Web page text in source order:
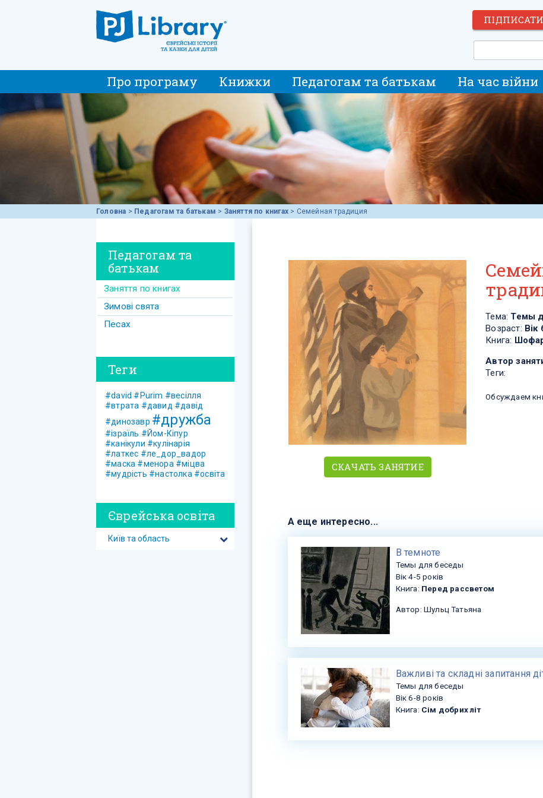
Про програму Книжки Педагогам та батькам На час війни
Головна > Педагогам та батькам > Заняття по книгах > Семейная традиция
СКАЧАТЬ ЗАНЯТИЕ
Тема: Темы
Возраст: Вік
Книга:
Автор
Теги:
Обсуждаем
А еще интересно...
В темноте
Темы для беседы
Вік 4-5 років
Книга: Перед рассветом
Автор: Шульц Татьяна
Важливі та складні запитання
Темы для беседы
Вік 6-8 років
Книга: Сім добрих літ
Педагогам та
батькам
Заняття по книгах
Зимові свята
Песах
Теги
#david #Purim #весілля
#втрата #давид #давід
#динозавр #дружба
#ізраїль #Йом-Кіпур
#канікули #кулінарія
#латкес #ле_дор_вадор
#маска #менора #міцва
#мудрість #настолка #освіта
Єврейська освіта